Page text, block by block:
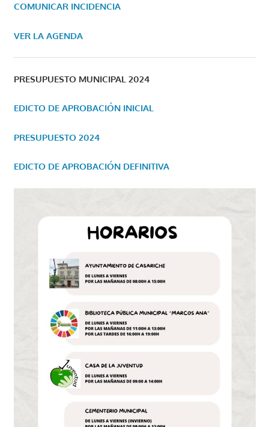
COMUNICAR INCIDENCIA
VER LA AGENDA
PRESUPUESTO MUNICIPAL 2024
EDICTO DE APROBACIÓN INICIAL
PRESUPUESTO 2024
EDICTO DE APROBACIÓN DEFINITIVA